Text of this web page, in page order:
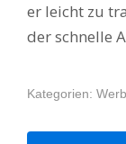
er leicht zu
der schnelle
Kategorien: